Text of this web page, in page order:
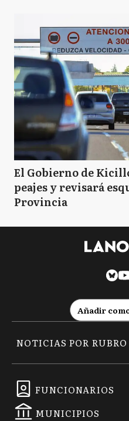
El Gobierno de
peajes y revisará
Provincia
Añadir
FUNCIONARIOS
MUNICIPIOS
NOTICIAS POR RUBRO